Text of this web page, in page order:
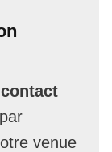
venue